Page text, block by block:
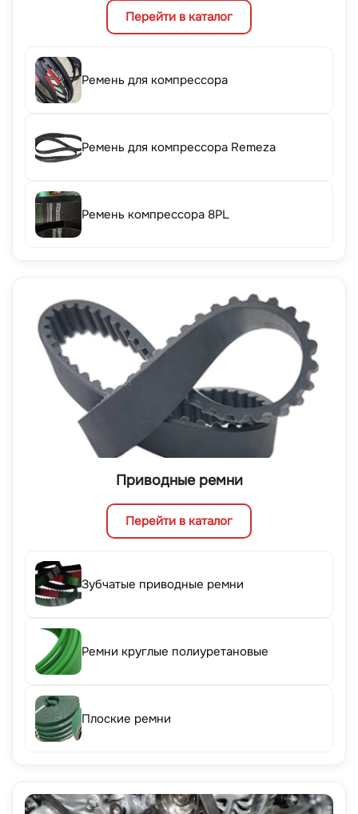
Перейти в каталог
Ремень для компрессора
Ремень для компрессора Remeza
Ремень компрессора 8PL
Приводные ремни
Перейти в каталог
Зубчатые приводные ремни
Ремни круглые полиуретановые
Плоские ремни